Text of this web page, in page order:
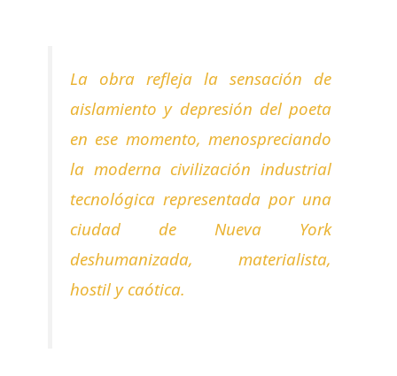
La obra refleja la sensación de
aislamiento y depresión del poeta
en ese momento, menospreciando
la moderna civilización industrial
tecnológica representada por una
ciudad de Nueva York
deshumanizada, materialista,
hostil y caótica.